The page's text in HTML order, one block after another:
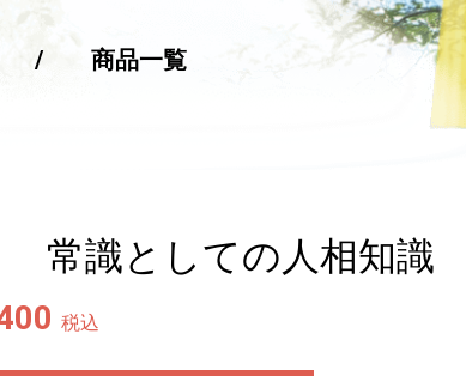
商品一覧
常識としての人相知識
税込